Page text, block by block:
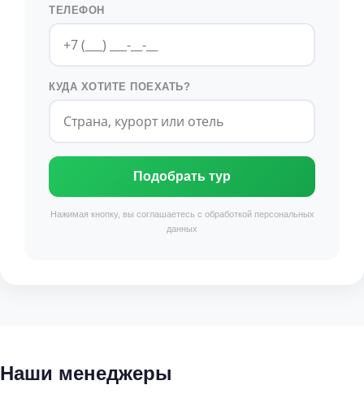
ТЕЛЕФОН
КУДА ХОТИТЕ ПОЕХАТЬ?
Подобрать тур
Нажимая кнопку, вы соглашаетесь с обработкой персональных
данных
Наши менеджеры